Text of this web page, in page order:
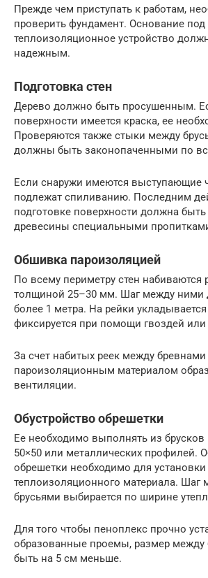
Прежде чем приступать к работам,
проверить фундамент. Основание под
теплоизоляционное устройство
надежным.
Подготовка стен
Дерево должно быть просушенным.
поверхности имеется краска, ее
Проверяются также стыки между
должны быть законопаченными по
Если снаружи имеются выступающие
подлежат спиливанию. Последним
подготовке поверхности должна быть
древесины специальными
Обшивка пароизоляцией
По всему периметру стен набиваются
толщиной 25–30 мм. Шаг между ними
более 1 метра. На рейки
фиксируется при помощи гвоздей или
За счет набитых реек между бревнами
пароизоляционным материалом
вентиляции.
Обустройство обрешетки
Ее необходимо выполнять из брусков
50×50 или металлических профилей.
обрешетки необходимо для установки
теплоизоляционного материала. Шаг
брусьями выбирается по ширине
Для того чтобы пеноплекс прочно
образованные проемы, размер между
быть на 5 см меньше.